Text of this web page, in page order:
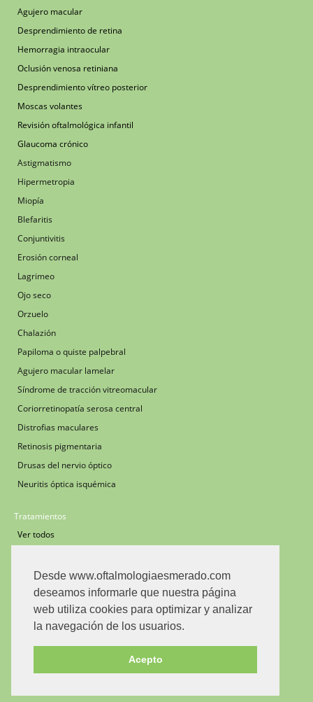
Desde www.oftalmologiaesmerado.com
deseamos informarle que nuestra página
web utiliza cookies para optimizar y analizar
la navegación de los usuarios.
Acepto
Agujero macular
Desprendimiento de retina
Hemorragia intraocular
Oclusión venosa retiniana
Desprendimiento vítreo posterior
Moscas volantes
Revisión oftalmológica infantil
Glaucoma crónico
Astigmatismo
Hipermetropia
Miopía
Blefaritis
Conjuntivitis
Erosión corneal
Lagrimeo
Ojo seco
Orzuelo
Chalazión
Papiloma o quiste palpebral
Agujero macular lamelar
Síndrome de tracción vitreomacular
Coriorretinopatía serosa central
Distrofias maculares
Retinosis pigmentaria
Drusas del nervio óptico
Neuritis óptica isquémica
Tratamientos
Ver todos
Cirugía de retina y vítreo
Cirugía del desprendimiento de retina
Inyecciones intravítreas
Implante de dexametasona
Fotocoagulación Retiniana